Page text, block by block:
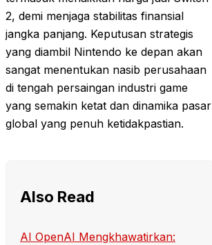
2, demi menjaga stabilitas finansial
jangka panjang. Keputusan strategis
yang diambil Nintendo ke depan akan
sangat menentukan nasib perusahaan
di tengah persaingan industri game
yang semakin ketat dan dinamika pasar
global yang penuh ketidakpastian.
Also Read
AI OpenAI Mengkhawatirkan: